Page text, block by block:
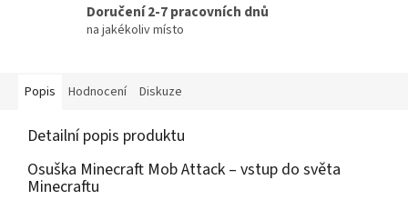
Doručení 2-7 pracovních dnů
na jakékoliv místo
Popis Hodnocení Diskuze
Detailní popis produktu
Osuška Minecraft Mob Attack – vstup do světa
Minecraftu